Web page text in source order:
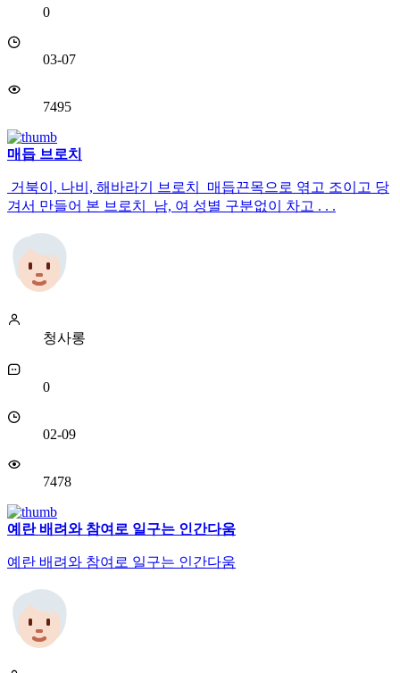
0
03-07
7495
매듭 브로치
거북이, 나비, 해바라기 브로치 매듭끈목으로 엮고 조이고 당
겨서 만들어 본 브로치 남, 여 성별 구분없이 차고 . . .
청사롱
0
02-09
7478
예란 배려와 참여로 일구는 인간다움
예란 배려와 참여로 일구는 인간다움